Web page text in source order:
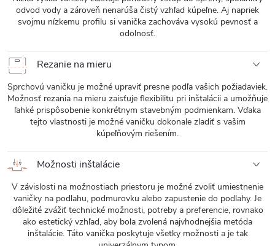
odvod vody a zároveň nenarúša čistý vzhľad kúpeľne. Aj napriek
svojmu nízkemu profilu si vanička zachováva vysokú pevnosť a
odolnosť.
Rezanie na mieru
Sprchovú vaničku je možné upraviť presne podľa vašich požiadaviek.
Možnosť rezania na mieru zaisťuje flexibilitu pri inštalácii a umožňuje
ľahké prispôsobenie konkrétnym stavebným podmienkam. Vďaka
tejto vlastnosti je možné vaničku dokonale zladiť s vašim
kúpeľňovým riešením.
Možnosti inštalácie
V závislosti na možnostiach priestoru je možné zvoliť umiestnenie
vaničky na podlahu, podmurovku alebo zapustenie do podlahy. Je
dôležité zvážiť technické možnosti, potreby a preferencie, rovnako
ako estetický vzhľad, aby bola zvolená najvhodnejšia metóda
inštalácie. Táto vanička poskytuje všetky možnosti a je tak